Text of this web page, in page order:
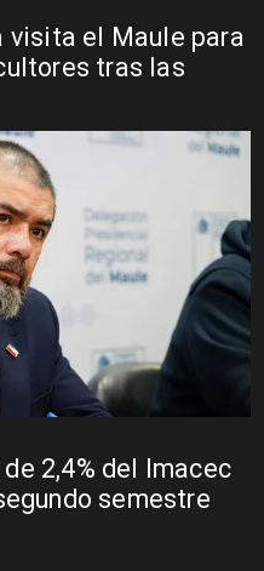
el Maule para
tras las
2,4% del Imacec
semestre